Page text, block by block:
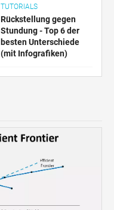
TUTORIALS
Rückstellung gegen
Stundung - Top 6 der
besten Unterschiede
(mit Infografiken)